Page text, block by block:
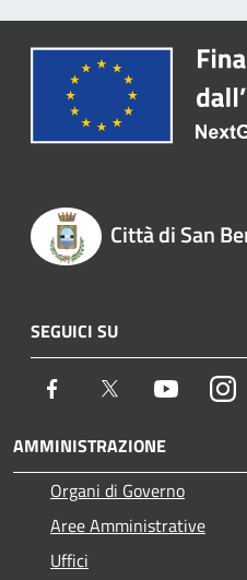
Città di San
SEGUICI SU
Facebook Twitter Youtube
AMMINISTRAZIONE
Organi di Governo
Aree Amministrative
Uffici